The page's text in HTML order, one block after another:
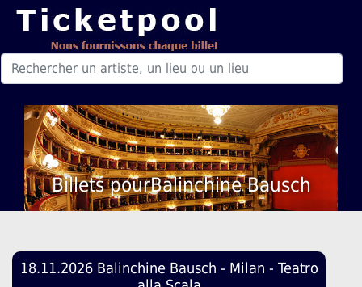
Billets pourBalinchine Bausch
18.11.2026 Balinchine Bausch - Milan - Teatro